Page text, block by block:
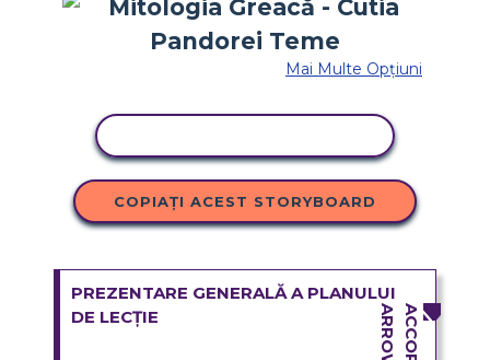
Mai Multe Opțiuni
COPIAȚI ACEST STORYBOARD
PREZENTARE GENERALĂ A PLANULUI
DE LECȚIE